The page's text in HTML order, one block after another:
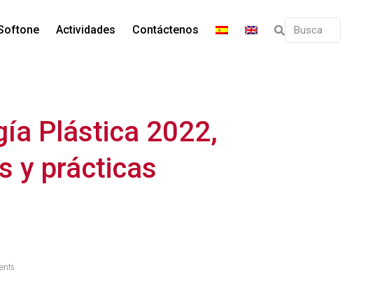
Actividades Contáctenos
Plástica 2022,
y prácticas